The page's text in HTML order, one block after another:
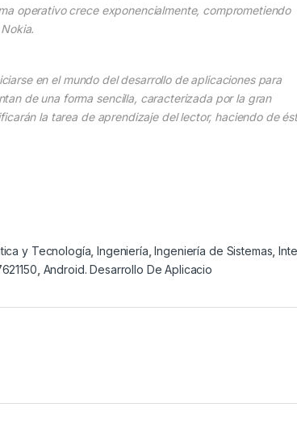
operativo crece exponencialmente, comprometiendo
en el mundo del desarrollo de aplicaciones para
de una forma sencilla, caracterizada por la gran
la tarea de aprendizaje del lector, haciendo de
y Tecnología ,Ingeniería ,Ingeniería de Sistemas ,
Android. Desarrollo De Aplicacio